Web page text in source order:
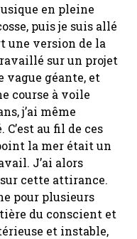
en pleine
puis je suis allé
une version de la
sur un projet
vague géante, et
course à voile
j’ai même
au fil de ces
la mer était un
J’ai alors
cette attirance.
pour plusieurs
du conscient et
et instable,